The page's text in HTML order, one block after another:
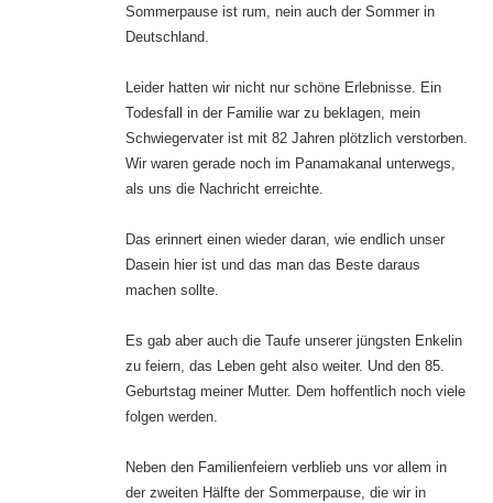
Sommerpause ist rum, nein auch der Sommer in
Deutschland.
Leider hatten wir nicht nur schöne Erlebnisse. Ein
Todesfall in der Familie war zu beklagen, mein
Schwiegervater ist mit 82 Jahren plötzlich verstorben.
Wir waren gerade noch im Panamakanal unterwegs,
als uns die Nachricht erreichte.
Das erinnert einen wieder daran, wie endlich unser
Dasein hier ist und das man das Beste daraus
machen sollte.
Es gab aber auch die Taufe unserer jüngsten Enkelin
zu feiern, das Leben geht also weiter. Und den 85.
Geburtstag meiner Mutter. Dem hoffentlich noch viele
folgen werden.
Neben den Familienfeiern verblieb uns vor allem in
der zweiten Hälfte der Sommerpause, die wir in